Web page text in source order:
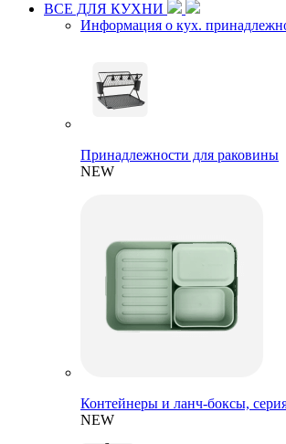
ВСЕ ДЛЯ КУХНИ
Информация о кух.
Принадлежности для раковины
NEW
Контейнеры и ланч-боксы,
NEW